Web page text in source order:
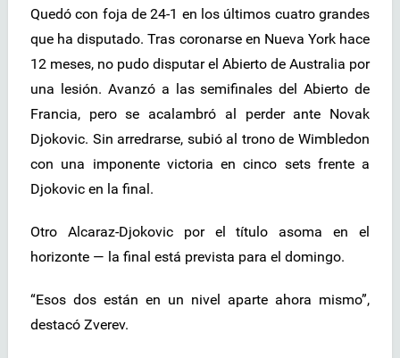
Quedó con foja de 24-1 en los últimos cuatro grandes
que ha disputado. Tras coronarse en Nueva York hace
12 meses, no pudo disputar el Abierto de Australia por
una lesión. Avanzó a las semifinales del Abierto de
Francia, pero se acalambró al perder ante Novak
Djokovic. Sin arredrarse, subió al trono de Wimbledon
con una imponente victoria en cinco sets frente a
Djokovic en la final.
Otro Alcaraz-Djokovic por el título asoma en el
horizonte — la final está prevista para el domingo.
“Esos dos están en un nivel aparte ahora mismo”,
destacó Zverev.